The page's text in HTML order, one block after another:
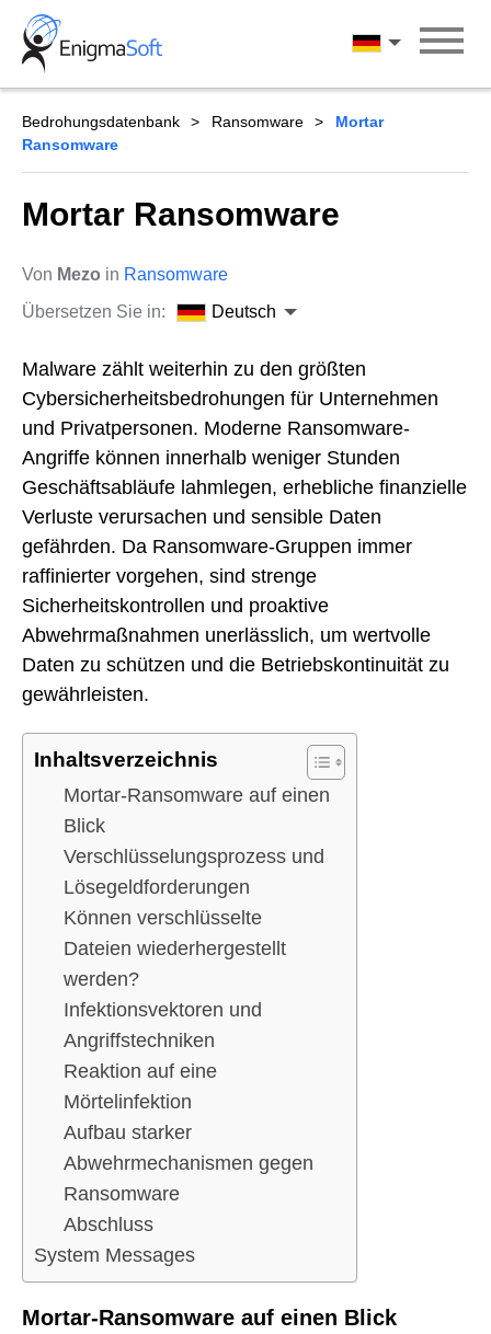
Skip
content
Deutsch
Bedrohungsdatenbank Ransomware
Mortar
Ransomware
Mortar Ransomware
Von Mezo in Ransomware
Übersetzen Sie in:
Deutsch
Malware zählt weiterhin zu den größten
Cybersicherheitsbedrohungen für Unternehmen
und Privatpersonen. Moderne Ransomware-
Angriffe können innerhalb weniger Stunden
Geschäftsabläufe lahmlegen, erhebliche finanzielle
Verluste verursachen und sensible Daten
gefährden. Da Ransomware-Gruppen immer
raffinierter vorgehen, sind strenge
Sicherheitskontrollen und proaktive
Abwehrmaßnahmen unerlässlich, um wertvolle
Daten zu schützen und die Betriebskontinuität zu
gewährleisten.
Inhaltsverzeichnis
Mortar-Ransomware auf einen
Blick
Verschlüsselungsprozess und
Lösegeldforderungen
Können verschlüsselte
Dateien wiederhergestellt
werden?
Infektionsvektoren und
Angriffstechniken
Reaktion auf eine
Mörtelinfektion
Aufbau starker
Abwehrmechanismen gegen
Ransomware
Abschluss
System Messages
Mortar-Ransomware auf einen Blick